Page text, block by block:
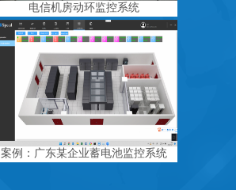
电信机房动环监控系统
案例：广东某企业蓄电池监控系统